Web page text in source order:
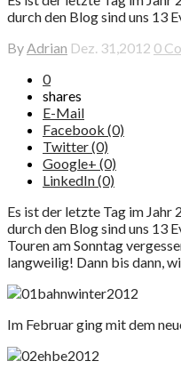
durch den Blog sind uns 13
ByAdrian Dez. 31,2012 0
0
shares
E-Mail
Facebook (0)
Twitter (0)
Google+ (0)
LinkedIn (0)
Es ist der letzte Tag im Jahr
durch den Blog sind uns 13
Touren am Sonntag
langweilig! Dann bis dann,
Im Februar ging mit dem